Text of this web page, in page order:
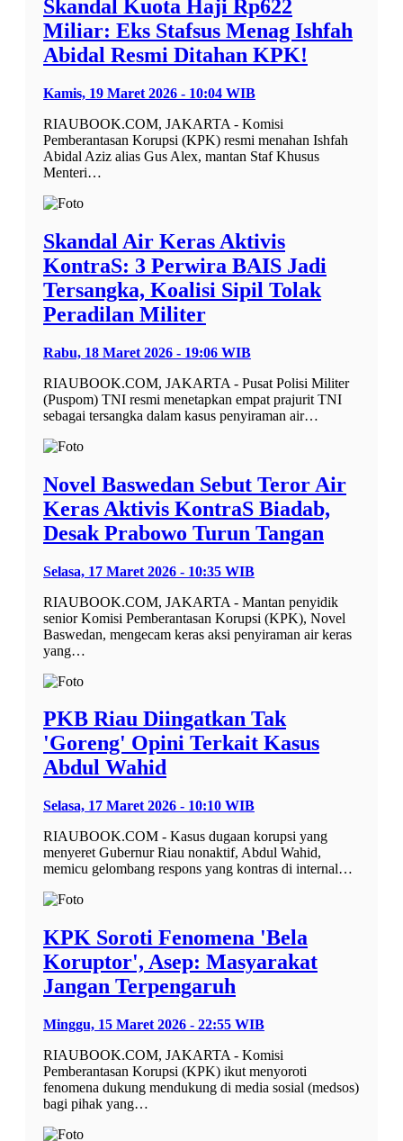
Skandal Kuota Haji Rp622
Miliar: Eks Stafsus Menag Ishfah
Abidal Resmi Ditahan KPK!
Kamis, 19 Maret 2026 - 10:04 WIB
RIAUBOOK.COM, JAKARTA - Komisi
Pemberantasan Korupsi (KPK) resmi menahan Ishfah
Abidal Aziz alias Gus Alex, mantan Staf Khusus
Menteri…
Skandal Air Keras Aktivis
KontraS: 3 Perwira BAIS Jadi
Tersangka, Koalisi Sipil Tolak
Peradilan Militer
Rabu, 18 Maret 2026 - 19:06 WIB
RIAUBOOK.COM, JAKARTA - Pusat Polisi Militer
(Puspom) TNI resmi menetapkan empat prajurit TNI
sebagai tersangka dalam kasus penyiraman air…
Novel Baswedan Sebut Teror Air
Keras Aktivis KontraS Biadab,
Desak Prabowo Turun Tangan
Selasa, 17 Maret 2026 - 10:35 WIB
RIAUBOOK.COM, JAKARTA - Mantan penyidik
senior Komisi Pemberantasan Korupsi (KPK), Novel
Baswedan, mengecam keras aksi penyiraman air keras
yang…
PKB Riau Diingatkan Tak
'Goreng' Opini Terkait Kasus
Abdul Wahid
Selasa, 17 Maret 2026 - 10:10 WIB
RIAUBOOK.COM - Kasus dugaan korupsi yang
menyeret Gubernur Riau nonaktif, Abdul Wahid,
memicu gelombang respons yang kontras di internal…
KPK Soroti Fenomena 'Bela
Koruptor', Asep: Masyarakat
Jangan Terpengaruh
Minggu, 15 Maret 2026 - 22:55 WIB
RIAUBOOK.COM, JAKARTA - Komisi
Pemberantasan Korupsi (KPK) ikut menyoroti
fenomena dukung mendukung di media sosial (medsos)
bagi pihak yang…